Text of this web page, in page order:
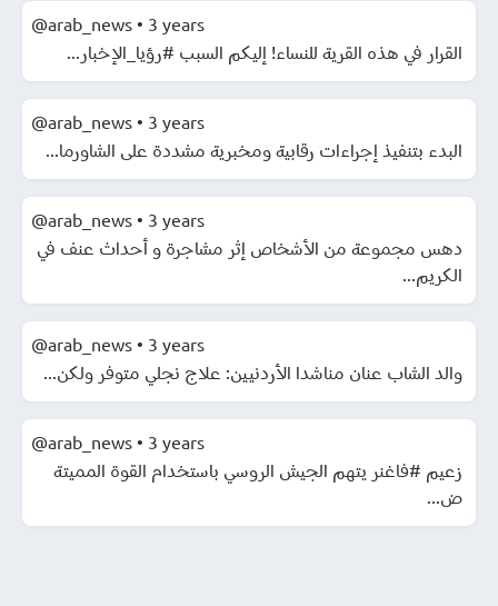
@arab_news • 3 years
القرار في هذه القرية للنساء! إليكم السبب #رؤيا_الإخبار...
@arab_news • 3 years
البدء بتنفيذ إجراءات رقابية ومخبرية مشددة على الشاورما...
@arab_news • 3 years
دهس مجموعة من الأشخاص إثر مشاجرة و أحداث عنف في
الكريم...
@arab_news • 3 years
والد الشاب عنان مناشدا الأردنيين: علاج نجلي متوفر ولكن...
@arab_news • 3 years
زعيم #فاغنر يتهم الجيش الروسي باستخدام القوة المميتة
ض...